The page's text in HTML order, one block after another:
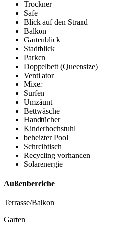
Trockner
Safe
Blick auf den Strand
Balkon
Gartenblick
Stadtblick
Parken
Doppelbett (Queensize)
Ventilator
Mixer
Surfen
Umzäunt
Bettwäsche
Handtücher
Kinderhochstuhl
beheizter Pool
Schreibtisch
Recycling vorhanden
Solarenergie
Außenbereiche
Terrasse/Balkon
Garten